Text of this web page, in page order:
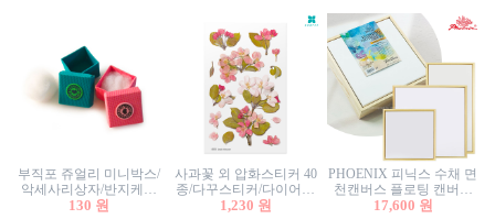
부직포 쥬얼리 미니박스/
악세사리상자/반지케이
스/반지상자/귀걸이상자/
130 원
사과꽃 외 압화스티커 40
종/다꾸스티커/다이어리
꾸미기/꽃스티커/자연물
1,230 원
PHOENIX 피닉스 수채 면
천캔버스 플로팅 캔버스
프레임세트 30x30cm/액자
17,600 원